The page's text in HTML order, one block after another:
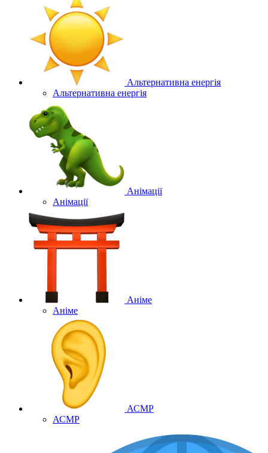
Альтернативна енергія
Альтернативна енергія
Анімації
Анімації
Аніме
Аніме
АСМР
АСМР